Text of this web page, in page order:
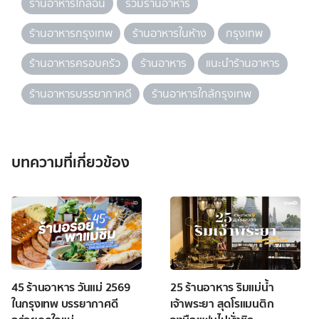
ร้านอาหารกรุงเทพ
ร้านอาหารในห้าง
กรุงเทพ
ร้านอาหารครอบครัว
ร้านอาหาร
แนะนำร้านอาหาร
ร้านอาหารบรรยากาศดี
ร้านอาหารใกล้กรุงเทพ
บทความที่เกี่ยวข้อง
45 ร้านอาหาร วันแม่ 2569
ในกรุงเทพ บรรยากาศดี
25 ร้านอาหาร ริมแม่น้ำ
เจ้าพระยา สุดโรแมนติก